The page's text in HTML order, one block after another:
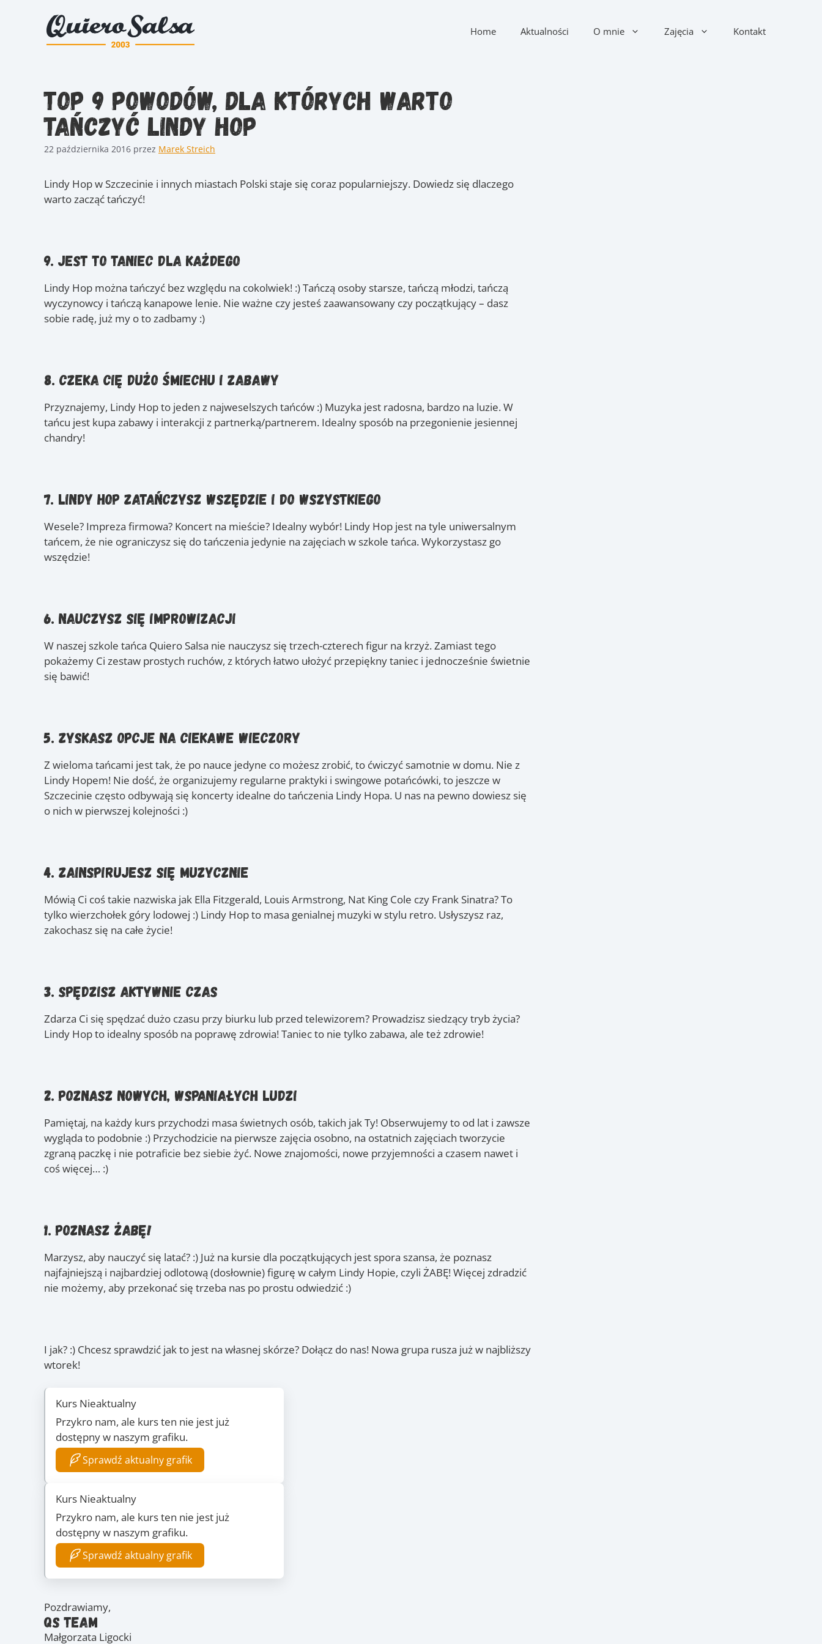
Home Aktualności O mnie Zajęcia Kontakt
TOP 9 powodów, dla których warto
tańczyć Lindy Hop
22 października 2016 przez Marek Streich
Lindy Hop w Szczecinie i innych miastach Polski staje się coraz popularniejszy. Dowiedz się dlaczego
warto zacząć tańczyć!
9. Jest to taniec dla każdego
Lindy Hop można tańczyć bez względu na cokolwiek! :) Tańczą osoby starsze, tańczą młodzi, tańczą
wyczynowcy i tańczą kanapowe lenie. Nie ważne czy jesteś zaawansowany czy początkujący – dasz
sobie radę, już my o to zadbamy :)
8. Czeka Cię dużo śmiechu i zabawy
Przyznajemy, Lindy Hop to jeden z najweselszych tańców :) Muzyka jest radosna, bardzo na luzie. W
tańcu jest kupa zabawy i interakcji z partnerką/partnerem. Idealny sposób na przegonienie jesiennej
chandry!
7. Lindy Hop zatańczysz wszędzie i do wszystkiego
Wesele? Impreza firmowa? Koncert na mieście? Idealny wybór! Lindy Hop jest na tyle uniwersalnym
tańcem, że nie ograniczysz się do tańczenia jedynie na zajęciach w szkole tańca. Wykorzystasz go
wszędzie!
6. Nauczysz się improwizacji
W naszej szkole tańca Quiero Salsa nie nauczysz się trzech-czterech figur na krzyż. Zamiast tego
pokażemy Ci zestaw prostych ruchów, z których łatwo ułożyć przepiękny taniec i jednocześnie świetnie
się bawić!
5. Zyskasz opcje na ciekawe wieczory
Z wieloma tańcami jest tak, że po nauce jedyne co możesz zrobić, to ćwiczyć samotnie w domu. Nie z
Lindy Hopem! Nie dość, że organizujemy regularne praktyki i swingowe potańcówki, to jeszcze w
Szczecinie często odbywają się koncerty idealne do tańczenia Lindy Hopa. U nas na pewno dowiesz się
o nich w pierwszej kolejności :)
4. Zainspirujesz się muzycznie
Mówią Ci coś takie nazwiska jak Ella Fitzgerald, Louis Armstrong, Nat King Cole czy Frank Sinatra? To
tylko wierzchołek góry lodowej :) Lindy Hop to masa genialnej muzyki w stylu retro. Usłyszysz raz,
zakochasz się na całe życie!
3. Spędzisz aktywnie czas
Zdarza Ci się spędzać dużo czasu przy biurku lub przed telewizorem? Prowadzisz siedzący tryb życia?
Lindy Hop to idealny sposób na poprawę zdrowia! Taniec to nie tylko zabawa, ale też zdrowie!
2. Poznasz nowych, wspaniałych ludzi
Pamiętaj, na każdy kurs przychodzi masa świetnych osób, takich jak Ty! Obserwujemy to od lat i zawsze
wygląda to podobnie :) Przychodzicie na pierwsze zajęcia osobno, na ostatnich zajęciach tworzycie
zgraną paczkę i nie potraficie bez siebie żyć. Nowe znajomości, nowe przyjemności a czasem nawet i
coś więcej… :)
1. Poznasz ŻABĘ!
Marzysz, aby nauczyć się latać? :) Już na kursie dla początkujących jest spora szansa, że poznasz
najfajniejszą i najbardziej odlotową (dosłownie) figurę w całym Lindy Hopie, czyli ŻABĘ! Więcej zdradzić
nie możemy, aby przekonać się trzeba nas po prostu odwiedzić :)
I jak? :) Chcesz sprawdzić jak to jest na własnej skórze? Dołącz do nas! Nowa grupa rusza już w najbliższy
wtorek!
Kurs Nieaktualny
Przykro nam, ale kurs ten nie jest już
dostępny w naszym grafiku.
Sprawdź aktualny grafik
Kurs Nieaktualny
Przykro nam, ale kurs ten nie jest już
dostępny w naszym grafiku.
Sprawdź aktualny grafik
Pozdrawiamy,
QS Team
Małgorzata Ligocki